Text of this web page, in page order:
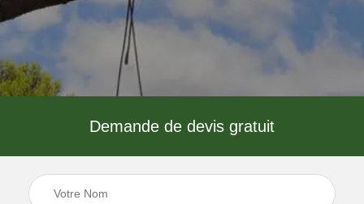
Demande de devis gratuit